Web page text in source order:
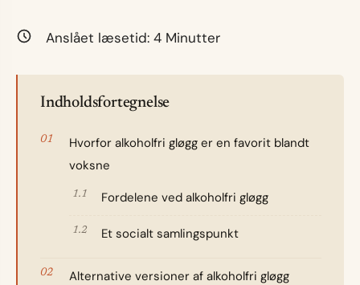
Anslået læsetid: 4 Minutter
Indholdsfortegnelse
Hvorfor alkoholfri gløgg er en favorit blandt
voksne
Fordelene ved alkoholfri gløgg
Et socialt samlingspunkt
Alternative versioner af alkoholfri gløgg